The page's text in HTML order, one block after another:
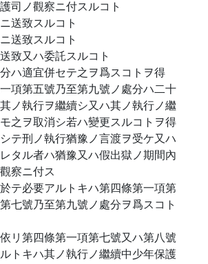
司ノ觀察ニ付スルコト
送致スルコト
送致スルコト
致又ハ委託スルコト
ハ適宜併セテ之ヲ爲スコトヲ得
項第五號乃至第九號ノ處分ハ二十
ノ執行ヲ繼續シ又ハ其ノ執行ノ繼
之ヲ取消シ若ハ變更スルコトヲ得
テ刑ノ執行猶豫ノ言渡ヲ受ケ又ハ
タル者ハ猶豫又ハ假出獄ノ期間內
察ニ付ス
テ必要アルトキハ第四條第一項第
七號乃至第九號ノ處分ヲ爲スコト
リ第四條第一項第七號又ハ第八號
トキハ其ノ執行ノ繼續中少年保護